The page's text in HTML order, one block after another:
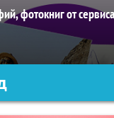
фотокниг от